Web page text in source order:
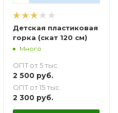
Детская пластиковая
горка (скат 120 см)
Много
ОПТ от 5 тыс.
2 500руб.
ОПТ от 15 тыс.
2 300руб.